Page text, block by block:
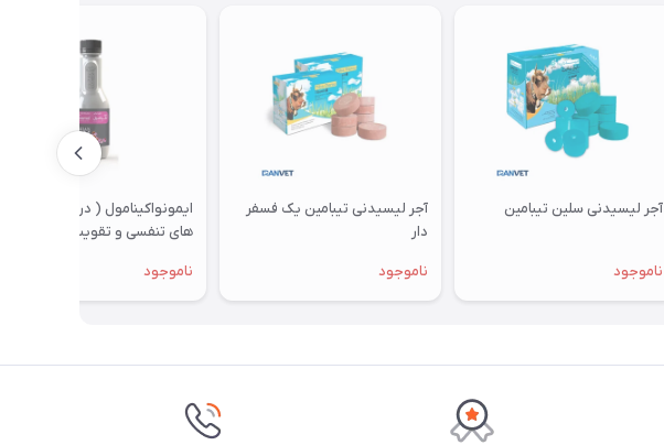
آجر لیسیدنی سلین تیبامین
ناموجود
آجر لیسیدنی تیبامین یک فسفر
دار
ناموجود
ایمونواکینامول ( درمان بیماری
های تنفسی و تقویت سیستم
ناموجود